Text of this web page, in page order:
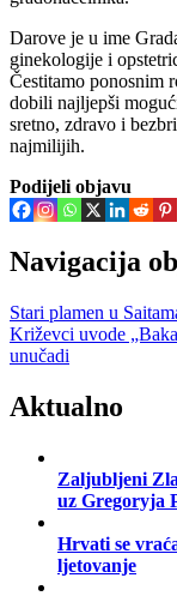
Darove je u ime
ginekologije i
Čestitamo ponosnim
dobili najljepši
sretno, zdravo i
najmilijih.
Podijeli objavu
Navigacija
Stari plamen u
Križevci uvode
unučadi
Aktualno
Zaljubljeni
uz Gregoryja
Hrvati se
ljetovanje